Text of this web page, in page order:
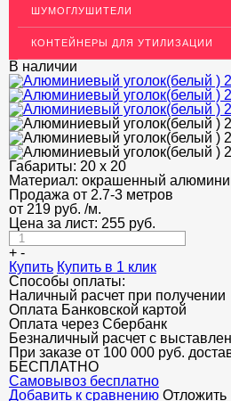
Декоративный пластиковый уголок для
МЕТАЛЛИЧЕСКИЕ ПОРОГИ
РАСКЛАДКА, ПЛИНТУС
ПОТОЛКИ
АКЦИИ
НЕДОРОГОЙ МЕТАЛЛОПРОКАТ
ШУМОГЛУШИТЕЛИ
КОНТЕЙНЕРЫ ДЛЯ УТИЛИЗАЦИИ
В наличии
Габариты: 20 х 20
Материал: окрашенный
Продажа от 2.7-3 метров
от 219 руб. /м.
Цена за лист: 255 руб.
+ -
Купить Купить в 1 клик
Способы оплаты:
Наличный расчет при получении
Оплата Банковской картой
Оплата через Сбербанк
Безналичный расчет с
При заказе от 100 000 руб.
БЕСПЛАТНО
Cамовывоз бесплатно
Добавить к сравнению Отложить